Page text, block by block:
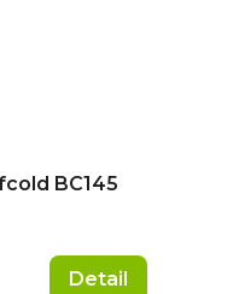
BC145
Detail